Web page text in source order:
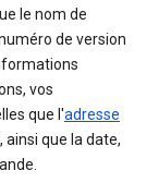
le nom de
de version
vos
que l'adresse
que la date,